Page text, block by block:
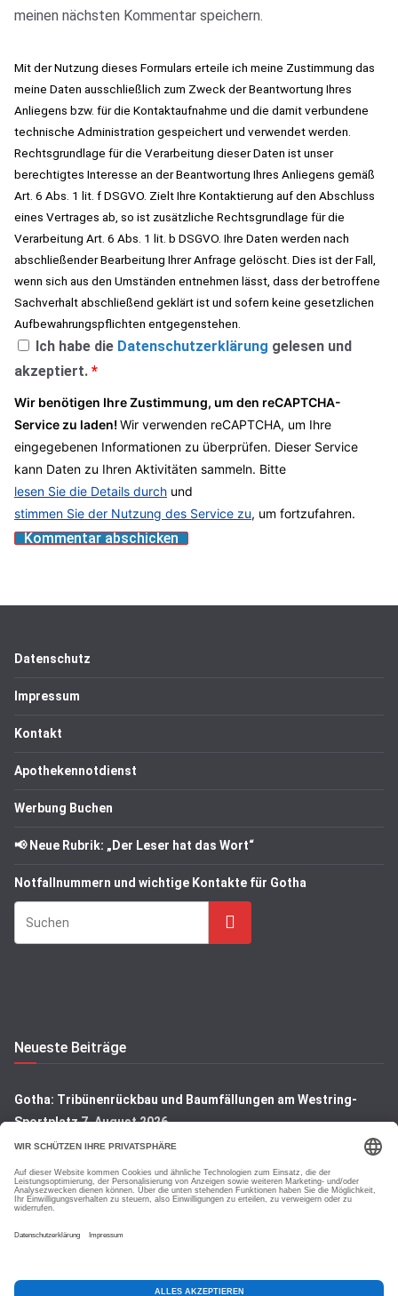
meinen nächsten Kommentar speichern.
Mit der Nutzung dieses Formulars erteile ich meine Zustimmung das
meine Daten ausschließlich zum Zweck der Beantwortung Ihres
Anliegens bzw. für die Kontaktaufnahme und die damit verbundene
technische Administration gespeichert und verwendet werden.
Rechtsgrundlage für die Verarbeitung dieser Daten ist unser
berechtigtes Interesse an der Beantwortung Ihres Anliegens gemäß
Art. 6 Abs. 1 lit. f DSGVO. Zielt Ihre Kontaktierung auf den Abschluss
eines Vertrages ab, so ist zusätzliche Rechtsgrundlage für die
Verarbeitung Art. 6 Abs. 1 lit. b DSGVO. Ihre Daten werden nach
abschließender Bearbeitung Ihrer Anfrage gelöscht. Dies ist der Fall,
wenn sich aus den Umständen entnehmen lässt, dass der betroffene
Sachverhalt abschließend geklärt ist und sofern keine gesetzlichen
Aufbewahrungspflichten entgegenstehen.
Ich habe die Datenschutzerklärung gelesen und
akzeptiert. *
Wir benötigen Ihre Zustimmung, um den reCAPTCHA-
Service zu laden!Wir verwenden reCAPTCHA, um Ihre
eingegebenen Informationen zu überprüfen. Dieser Service
kann Daten zu Ihren Aktivitäten sammeln. Bitte
lesen Sie die Details durch und
stimmen Sie der Nutzung des Service zu, um fortzufahren.
Datenschutz
Impressum
Kontakt
Apothekennotdienst
Werbung Buchen
📢 Neue Rubrik: „Der Leser hat das Wort“
Notfallnummern und wichtige Kontakte für Gotha
Suchen
Neueste Beiträge
Gotha: Tribünenrückbau und Baumfällungen am Westring-
Sportplatz7. August 2026
August 2026
August 2026